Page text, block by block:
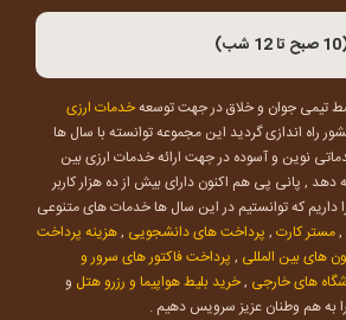
خدمات ارزی
راه اندازی گردید این مجموعه توانسته با سال ها
نوین و آسوده در جهت ارائه خدمات ارزی بین
دهد , پانی پی هم اکنون دارای بیش از ده هزار کاربر
داریم که توانستیم در این سال ها خدمات های متنوعی
,مستر کارت , پرداخت های دانشجویی ,هزینه پرداخت
های بین المللی , پرداخت فاکتور های سرور و
های خارجی ,خرید بلیط هواپیما و رزرو هتل و
به هم وطنان عزیز سرویس دهیم .